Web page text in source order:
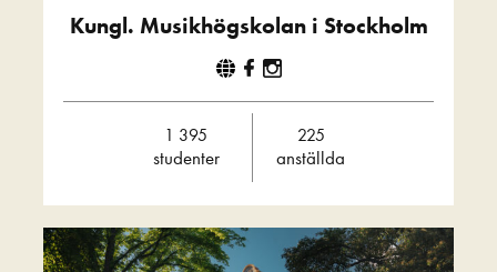
Kungl. Musikhögskolan i Stockholm
1 395
studenter
225
anställda